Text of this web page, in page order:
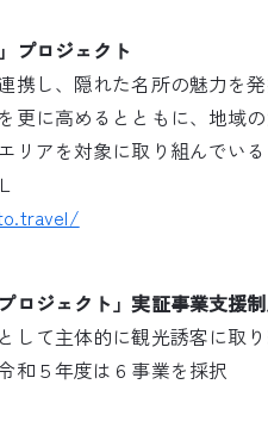
プロジェクト
携し、隠れた名所の魅力を
更に高めるとともに、地域
リアを対象に取り組んでいる
ロジェクト」実証事業支援
して主体的に観光誘客に取
和５年度は６事業を採択